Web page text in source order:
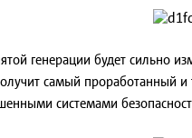
генерации будет сильно
самый проработанный
системами